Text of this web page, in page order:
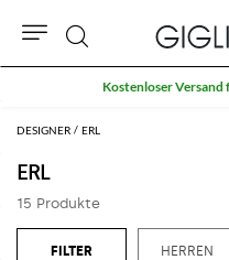
DESIGNER ERL
ERL
15 Produkte
HERREN
Suche
Kostenloser Versand